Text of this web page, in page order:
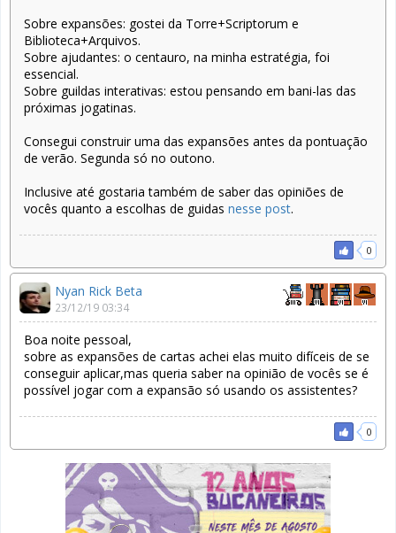
Sobre expansões: gostei da Torre+Scriptorum e
Biblioteca+Arquivos.
Sobre ajudantes: o centauro, na minha estratégia, foi
essencial.
Sobre guildas interativas: estou pensando em bani-las das
próximas jogatinas.
Consegui construir uma das expansões antes da pontuação
de verão. Segunda só no outono.
Inclusive até gostaria também de saber das opiniões de
vocês quanto a escolhas de guidas nesse post.
0
Nyan Rick Beta
23/12/19 03:34
Boa noite pessoal,
sobre as expansões de cartas achei elas muito difíceis de se
conseguir aplicar,mas queria saber na opinião de vocês se é
possível jogar com a expansão só usando os assistentes?
0